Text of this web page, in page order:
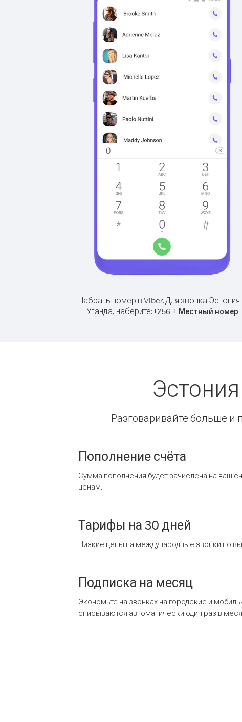
Набрать номер в Viber.Для звонка Эстония
Уганда, наберите:+256 + Местный номер
Разговаривайте больше и
Пополнение счёта
Сумма пополнения будет зачислена на ваш
ценам.
Тарифы на 30 дней
Низкие цены на международные звонки по
Подписка на месяц
Экономьте на звонках на городские и
списываются автоматически один раз в